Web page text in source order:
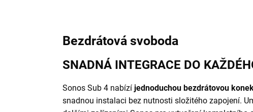
Bezdrátová svoboda
SNADNÁ INTEGRACE DO
Sonos Sub 4 nabízí jednoduchou bezdrátovou
snadnou instalaci bez nutnosti složitého zapojení.